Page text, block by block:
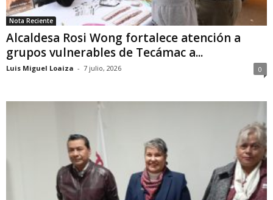
Nota Reciente
Alcaldesa Rosi Wong fortalece atención a
grupos vulnerables de Tecámac a...
Luis Miguel Loaiza - 7 julio, 2026 0